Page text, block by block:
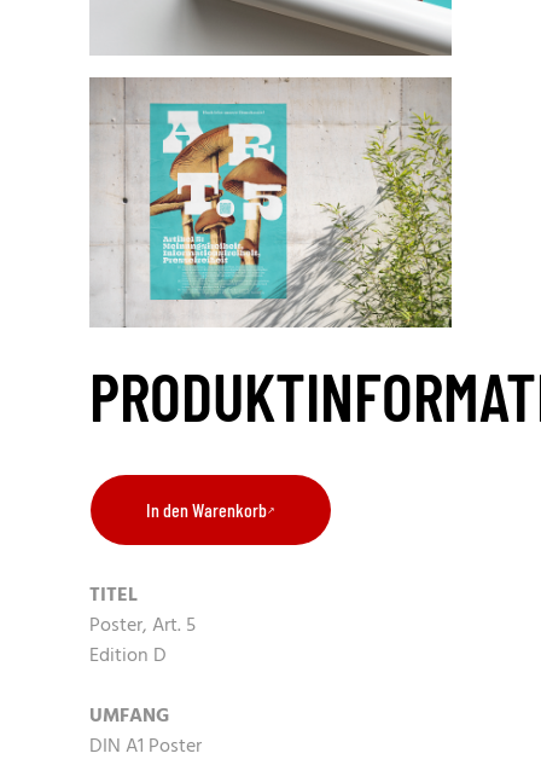
In den Warenkorb
TITEL
Poster, Art. 5
Edition D
UMFANG
DIN A1 Poster